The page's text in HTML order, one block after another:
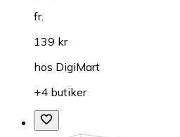
fr.
139 kr
hos DigiMart
+4 butiker